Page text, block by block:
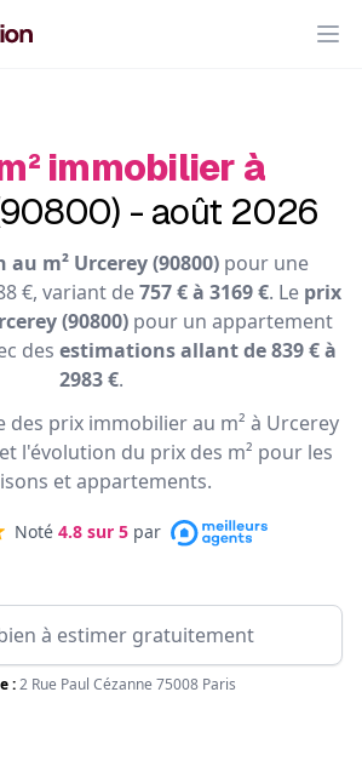
immobilier à
- août 2026
m² Urcerey (90800) pour une
€, variant de757 € à 3169 €. Le prix
(90800)pour un appartement
des estimations allant de 839 € à
2983 €.
des prix immobilier au m² à Urcerey
l'évolution du prix des m² pour les
et appartements.
Noté 4.8 sur 5 par
:2 Rue Paul Cézanne 75008 Paris